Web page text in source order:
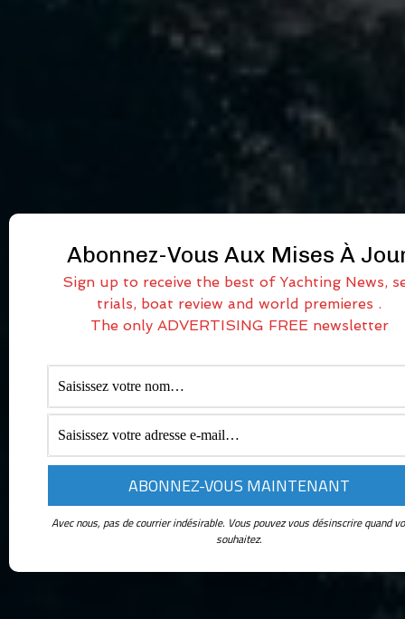
Abonnez-Vous Aux Mises À
Sign up to receive the best of Yachting News,
trials, boat review and world premieres .
The only ADVERTISING FREE newsletter
Avec nous, pas de courrier indésirable. Vous pouvez vous désinscrire quand
souhaitez.